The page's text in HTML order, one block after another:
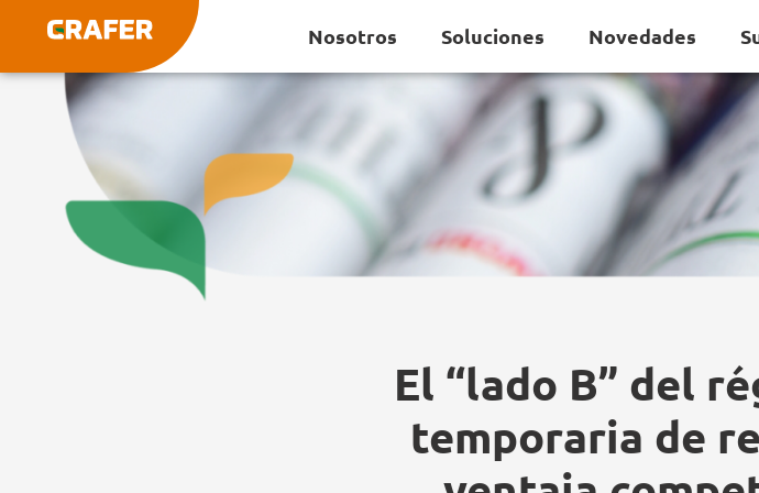
contenido
Nosotros Soluciones Novedades
El “lado B” del
temporaria de